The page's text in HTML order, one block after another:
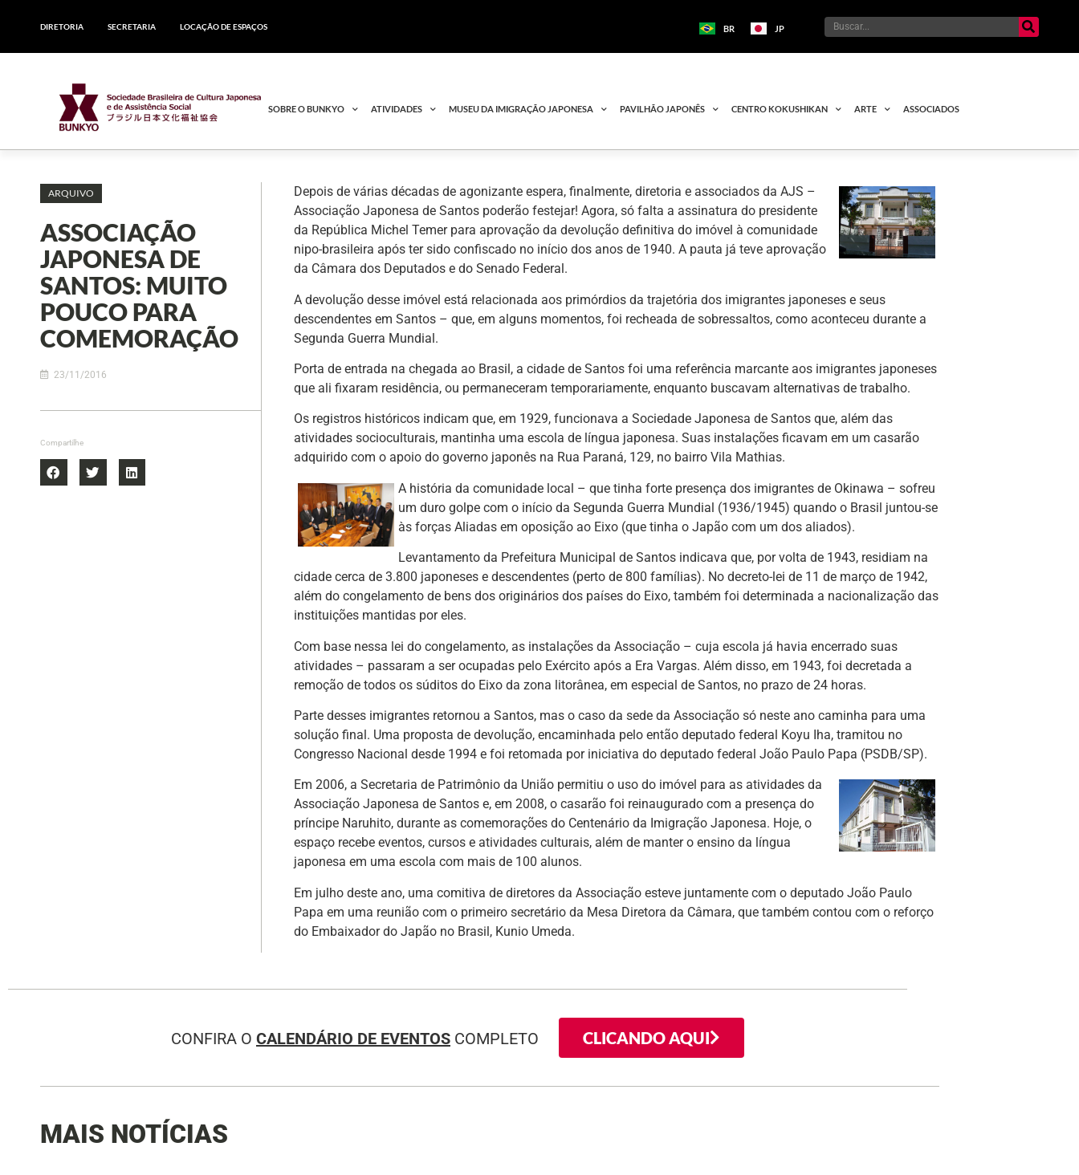
DIRETORIA SECRETARIA LOCAÇÃO DE ESPAÇOS BR JP
SOBRE O BUNKYO ATIVIDADES MUSEU DA IMIGRAÇÃO JAPONESA PAVILHÃO JAPONÊS CENTRO KOKUSHIKAN ARTE ASSOCIADOS
ARQUIVO
ASSOCIAÇÃO
JAPONESA DE
SANTOS: MUITO
POUCO PARA
COMEMORAÇÃO
23/11/2016
Compartilhe
Depois de várias décadas de agonizante espera, finalmente, diretoria e associados da AJS –
Associação Japonesa de Santos poderão festejar! Agora, só falta a assinatura do presidente
da República Michel Temer para aprovação da devolução definitiva do imóvel à comunidade
nipo-brasileira após ter sido confiscado no início dos anos de 1940. A pauta já teve aprovação
da Câmara dos Deputados e do Senado Federal.
A devolução desse imóvel está relacionada aos primórdios da trajetória dos imigrantes japoneses e seus
descendentes em Santos – que, em alguns momentos, foi recheada de sobressaltos, como aconteceu durante a
Segunda Guerra Mundial.
Porta de entrada na chegada ao Brasil, a cidade de Santos foi uma referência marcante aos imigrantes japoneses
que ali fixaram residência, ou permaneceram temporariamente, enquanto buscavam alternativas de trabalho.
Os registros históricos indicam que, em 1929, funcionava a Sociedade Japonesa de Santos que, além das
atividades socioculturais, mantinha uma escola de língua japonesa. Suas instalações ficavam em um casarão
adquirido com o apoio do governo japonês na Rua Paraná, 129, no bairro Vila Mathias.
A história da comunidade local – que tinha forte presença dos imigrantes de Okinawa – sofreu
um duro golpe com o início da Segunda Guerra Mundial (1936/1945) quando o Brasil juntou-se
às forças Aliadas em oposição ao Eixo (que tinha o Japão com um dos aliados).
Levantamento da Prefeitura Municipal de Santos indicava que, por volta de 1943, residiam na
cidade cerca de 3.800 japoneses e descendentes (perto de 800 famílias). No decreto-lei de 11 de março de 1942,
além do congelamento de bens dos originários dos países do Eixo, também foi determinada a nacionalização das
instituições mantidas por eles.
Com base nessa lei do congelamento, as instalações da Associação – cuja escola já havia encerrado suas
atividades – passaram a ser ocupadas pelo Exército após a Era Vargas. Além disso, em 1943, foi decretada a
remoção de todos os súditos do Eixo da zona litorânea, em especial de Santos, no prazo de 24 horas.
Parte desses imigrantes retornou a Santos, mas o caso da sede da Associação só neste ano caminha para uma
solução final. Uma proposta de devolução, encaminhada pelo então deputado federal Koyu Iha, tramitou no
Congresso Nacional desde 1994 e foi retomada por iniciativa do deputado federal João Paulo Papa (PSDB/SP).
Em 2006, a Secretaria de Patrimônio da União permitiu o uso do imóvel para as atividades da
Associação Japonesa de Santos e, em 2008, o casarão foi reinaugurado com a presença do
príncipe Naruhito, durante as comemorações do Centenário da Imigração Japonesa. Hoje, o
espaço recebe eventos, cursos e atividades culturais, além de manter o ensino da língua
japonesa em uma escola com mais de 100 alunos.
Em julho deste ano, uma comitiva de diretores da Associação esteve juntamente com o deputado João Paulo
Papa em uma reunião com o primeiro secretário da Mesa Diretora da Câmara, que também contou com o reforço
do Embaixador do Japão no Brasil, Kunio Umeda.
CONFIRA O CALENDÁRIO DE EVENTOS COMPLETO CLICANDO AQUI
MAIS NOTÍCIAS